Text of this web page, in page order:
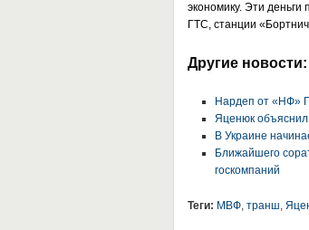
экономику. Эти
ГТС, станции
Другие новости:
Нардеп от «НФ»
Яценюк
В Украине
Ближайшего
госкомпаний
Теги: МВФ, транш,